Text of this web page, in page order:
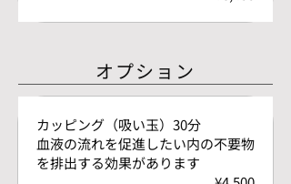
オプション
カッピング（吸い玉）30分
血液の流れを促進したい内の不要物
を排出する効果があります